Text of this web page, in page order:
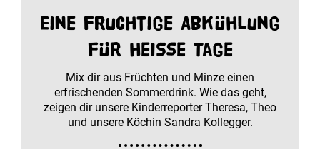
Eine fruchtige Abkühlung
für heiße Tage
Mix dir aus Früchten und Minze einen
erfrischenden Sommerdrink. Wie das geht,
zeigen dir unsere Kinderreporter Theresa, Theo
und unsere Köchin Sandra Kollegger.